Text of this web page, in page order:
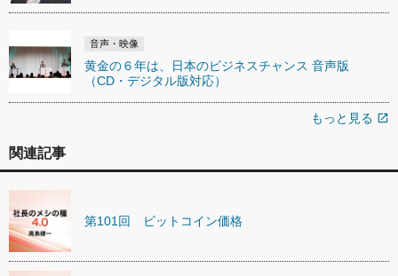
音声・映像
黄金の６年は、日本のビジネスチャンス 音声版
（CD・デジタル版対応）
もっと見る open_in_new
関連記事
第101回 ビットコイン価格